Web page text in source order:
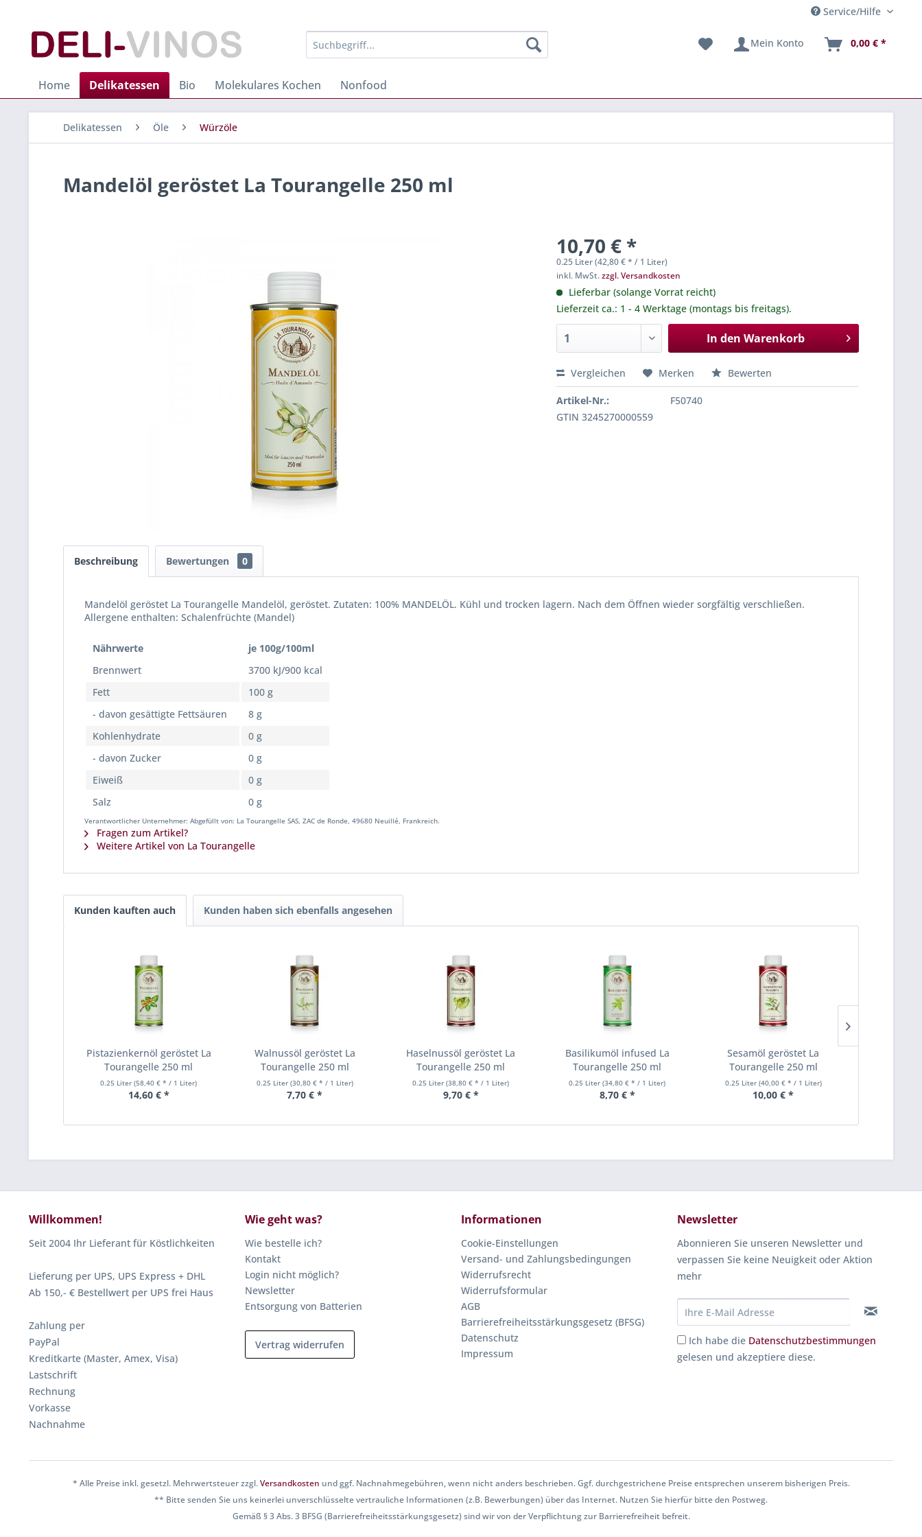
Service/Hilfe
Mein Konto 0,00 € *
Home Delikatessen Bio Molekulares Kochen Nonfood
Delikatessen Öle Würzöle
Mandelöl geröstet La Tourangelle 250 ml
10,70 € *
0.25 Liter (42,80 € * / 1 Liter)
inkl. MwSt.zzgl. Versandkosten
Lieferbar (solange Vorrat reicht)
Lieferzeit ca.: 1 - 4 Werktage (montags bis freitags).
In den Warenkorb
Vergleichen Merken Bewerten
Artikel-Nr.:
F50740
GTIN 3245270000559
Beschreibung Bewertungen 0
Mandelöl geröstet La Tourangelle Mandelöl, geröstet. Zutaten: 100% MANDELÖL. Kühl und trocken lagern. Nach dem Öffnen wieder sorgfältig verschließen.
Allergene enthalten: Schalenfrüchte (Mandel)
Nährwerte
je 100g/100ml
Brennwert
3700 kJ/900 kcal
Fett
100 g
- davon gesättigte Fettsäuren
8 g
Kohlenhydrate
0 g
- davon Zucker
0 g
Eiweiß
0 g
Salz
0 g
Verantwortlicher Unternehmer: Abgefüllt von: La Tourangelle SAS, ZAC de Ronde, 49680 Neuillé, Frankreich.
Fragen zum Artikel?
Weitere Artikel von La Tourangelle
Kunden kauften auch Kunden haben sich ebenfalls angesehen
Pistazienkernöl geröstet La
Tourangelle 250 ml
0.25 Liter(58,40 € * / 1 Liter)
14,60 € *
Walnussöl geröstet La
Tourangelle 250 ml
0.25 Liter (30,80 € * / 1 Liter)
7,70 € *
Haselnussöl geröstet La
Tourangelle 250 ml
0.25 Liter(38,80 € * / 1 Liter)
9,70 € *
Basilikumöl infused La
Tourangelle 250 ml
0.25 Liter(34,80 € * / 1 Liter)
8,70 € *
Sesamöl geröstet La
Tourangelle 250 ml
0.25 Liter (40,00 € * / 1 Liter)
10,00 € *
Willkommen!
Seit 2004 Ihr Lieferant für Köstlichkeiten
Lieferung per UPS, UPS Express + DHL
Ab 150,- € Bestellwert per UPS frei Haus
Zahlung per
PayPal
Kreditkarte (Master, Amex, Visa)
Lastschrift
Rechnung
Vorkasse
Nachnahme
Wie geht was?
Wie bestelle ich?
Kontakt
Login nicht möglich?
Newsletter
Entsorgung von Batterien
Vertrag widerrufen
Informationen
Cookie-Einstellungen
Versand- und Zahlungsbedingungen
Widerrufsrecht
Widerrufsformular
AGB
Barrierefreiheitsstärkungsgesetz (BFSG)
Datenschutz
Impressum
Newsletter
Abonnieren Sie unseren Newsletter und
verpassen Sie keine Neuigkeit oder Aktion
mehr
Ich habe die Datenschutzbestimmungen
gelesen und akzeptiere diese.
* Alle Preise inkl. gesetzl. Mehrwertsteuer zzgl.Versandkosten und ggf. Nachnahmegebühren, wenn nicht anders beschrieben. Ggf. durchgestrichene Preise entsprechen unserem bisherigen Preis.
** Bitte senden Sie uns keinerlei unverschlüsselte vertrauliche Informationen (z.B. Bewerbungen) über das Internet. Nutzen Sie hierfür bitte den Postweg.
Gemäß § 3 Abs. 3 BFSG (Barrierefreiheitsstärkungsgesetz) sind wir von der Verpflichtung zur Barrierefreiheit befreit.